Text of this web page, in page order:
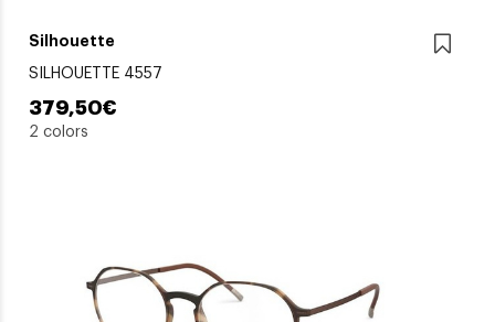
Silhouette
SILHOUETTE 4557
379,50€
2 colors